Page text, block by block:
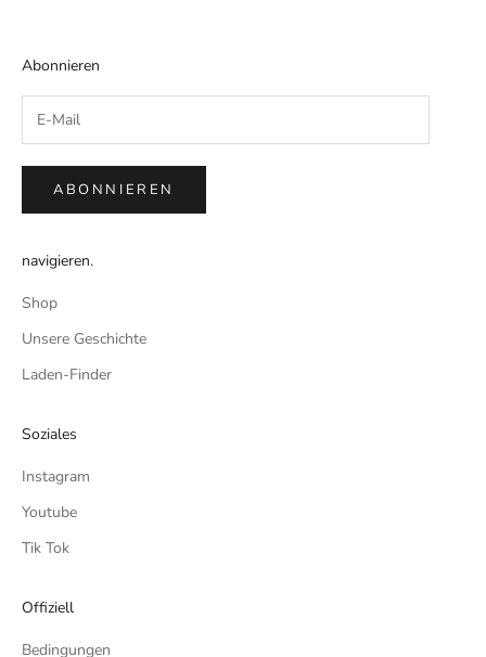
Abonnieren
ABONNIEREN
navigieren.
Shop
Unsere Geschichte
Laden-Finder
Soziales
Instagram
Youtube
Tik Tok
Offiziell
Bedingungen